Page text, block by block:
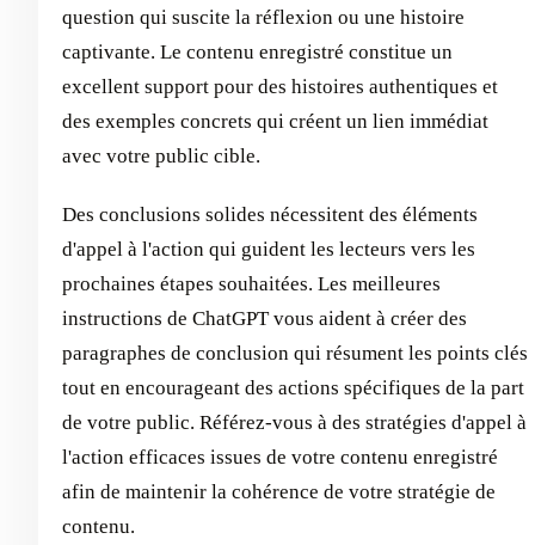
question qui suscite la réflexion ou une histoire
captivante. Le contenu enregistré constitue un
excellent support pour des histoires authentiques et
des exemples concrets qui créent un lien immédiat
avec votre public cible.
Des conclusions solides nécessitent des éléments
d'appel à l'action qui guident les lecteurs vers les
prochaines étapes souhaitées. Les meilleures
instructions de ChatGPT vous aident à créer des
paragraphes de conclusion qui résument les points clés
tout en encourageant des actions spécifiques de la part
de votre public. Référez-vous à des stratégies d'appel à
l'action efficaces issues de votre contenu enregistré
afin de maintenir la cohérence de votre stratégie de
contenu.